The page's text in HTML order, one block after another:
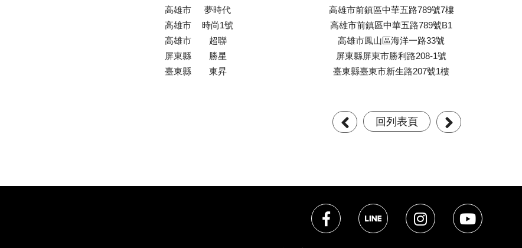
高雄市
夢時代 高雄市前鎮區中華五路789號7樓
高雄市
時尚1號 高雄市前鎮區中華五路789號B1
高雄市
超聯 高雄市鳳山區海洋一路33號
屏東縣
勝星 屏東縣屏東市勝利路208-1號
臺東縣
東昇 臺東縣臺東市新生路207號1樓
回列表頁